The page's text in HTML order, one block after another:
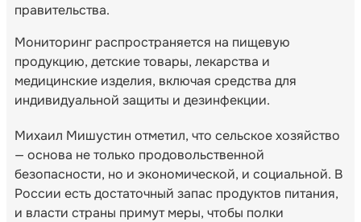
правительства.
Мониторинг распространяется на пищевую
продукцию, детские товары, лекарства и
медицинские изделия, включая средства для
индивидуальной защиты и дезинфекции.
Михаил Мишустин отметил, что сельское хозяйство
— основа не только продовольственной
безопасности, но и экономической, и социальной. В
России есть достаточный запас продуктов питания,
и власти страны примут меры, чтобы полки